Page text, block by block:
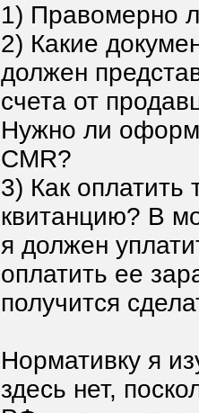
1) Правомерно
2) Какие
должен
счета от
Нужно ли
CMR?
3) Как оплатить
квитанцию? В
я должен
оплатить ее
получится
Нормативку я
здесь нет,